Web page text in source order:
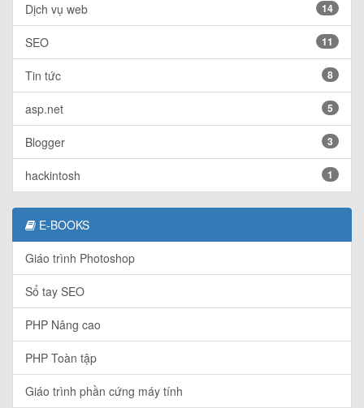
Dịch vụ web 14
SEO 11
Tin tức 8
asp.net 5
Blogger 3
hackintosh 1
E-BOOKS
Giáo trình Photoshop
Sổ tay SEO
PHP Nâng cao
PHP Toàn tập
Giáo trình phần cứng máy tính